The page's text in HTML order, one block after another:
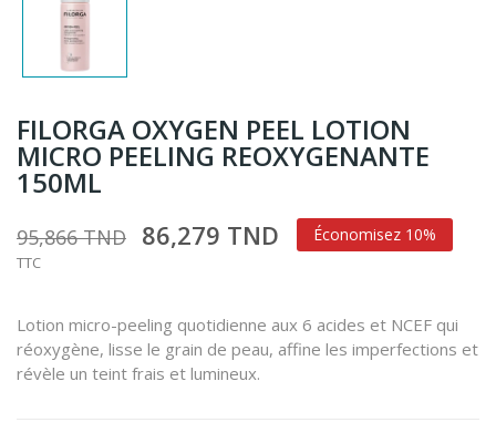
FILORGA OXYGEN PEEL LOTION
MICRO PEELING REOXYGENANTE
150ML
95,866 TND 86,279 TND Économisez 10%
TTC
Lotion micro-peeling quotidienne aux 6 acides et NCEF qui
réoxygène, lisse le grain de peau, affine les imperfections et
révèle un teint frais et lumineux.